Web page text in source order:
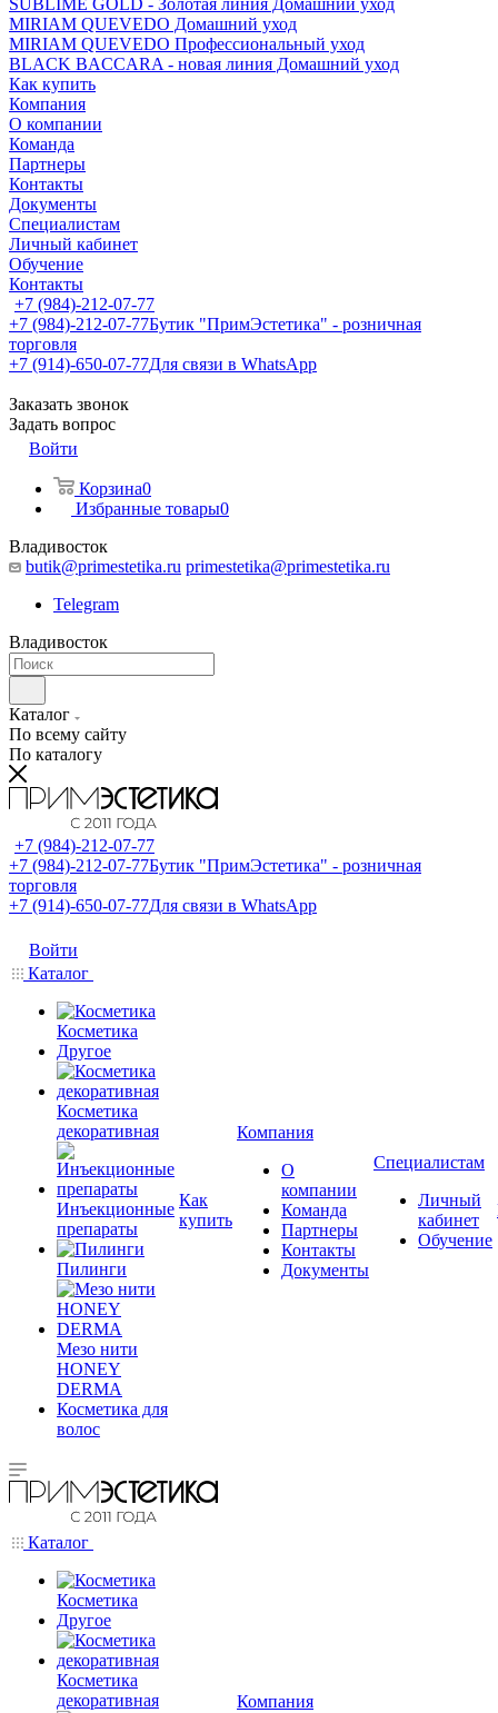
SUBLIME GOLD - Золотая линия Домашний уход
MIRIAM QUEVEDO Домашний уход
MIRIAM QUEVEDO Профессиональный уход
BLACK BACCARA - новая линия Домашний уход
Как купить
Компания
О компании
Команда
Партнеры
Контакты
Документы
Специалистам
Личный кабинет
Обучение
Контакты
+7 (984)-212-07-77
+7 (984)-212-07-77Бутик "ПримЭстетика" - розничная
торговля
+7 (914)-650-07-77Для связи в WhatsApp
Заказать звонок
Задать вопрос
Войти
Корзина0
Избранные товары0
Владивосток
butik@primestetika.ru primestetika@primestetika.ru
Telegram
Владивосток
Каталог
По всему сайту
По каталогу
+7 (984)-212-07-77
+7 (984)-212-07-77Бутик "ПримЭстетика" - розничная
торговля
+7 (914)-650-07-77Для связи в WhatsApp
Войти
Каталог
Косметика
Другое
Косметика
декоративная
Инъекционные
препараты
Пилинги
Мезо нити
HONEY
DERMA
Косметика для
волос
Как
купить
Компания
О
компании
Команда
Партнеры
Контакты
Документы
Специалистам
Личный
кабинет
Обучение
Каталог
Косметика
Другое
Косметика
декоративная
Компания